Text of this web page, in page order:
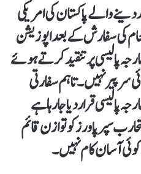
دینے والے پاکستان کی امریکی
کی سفارش کے بعد اپوزیشن
پالیسی پر تنقید کرتے ہوئے
سر پیر نہیں۔ تاہم سفارتی
قرار دیا جا رہا ہے
سپر پاورز کو توازن قائم
کوئی آسان کام نہیں۔